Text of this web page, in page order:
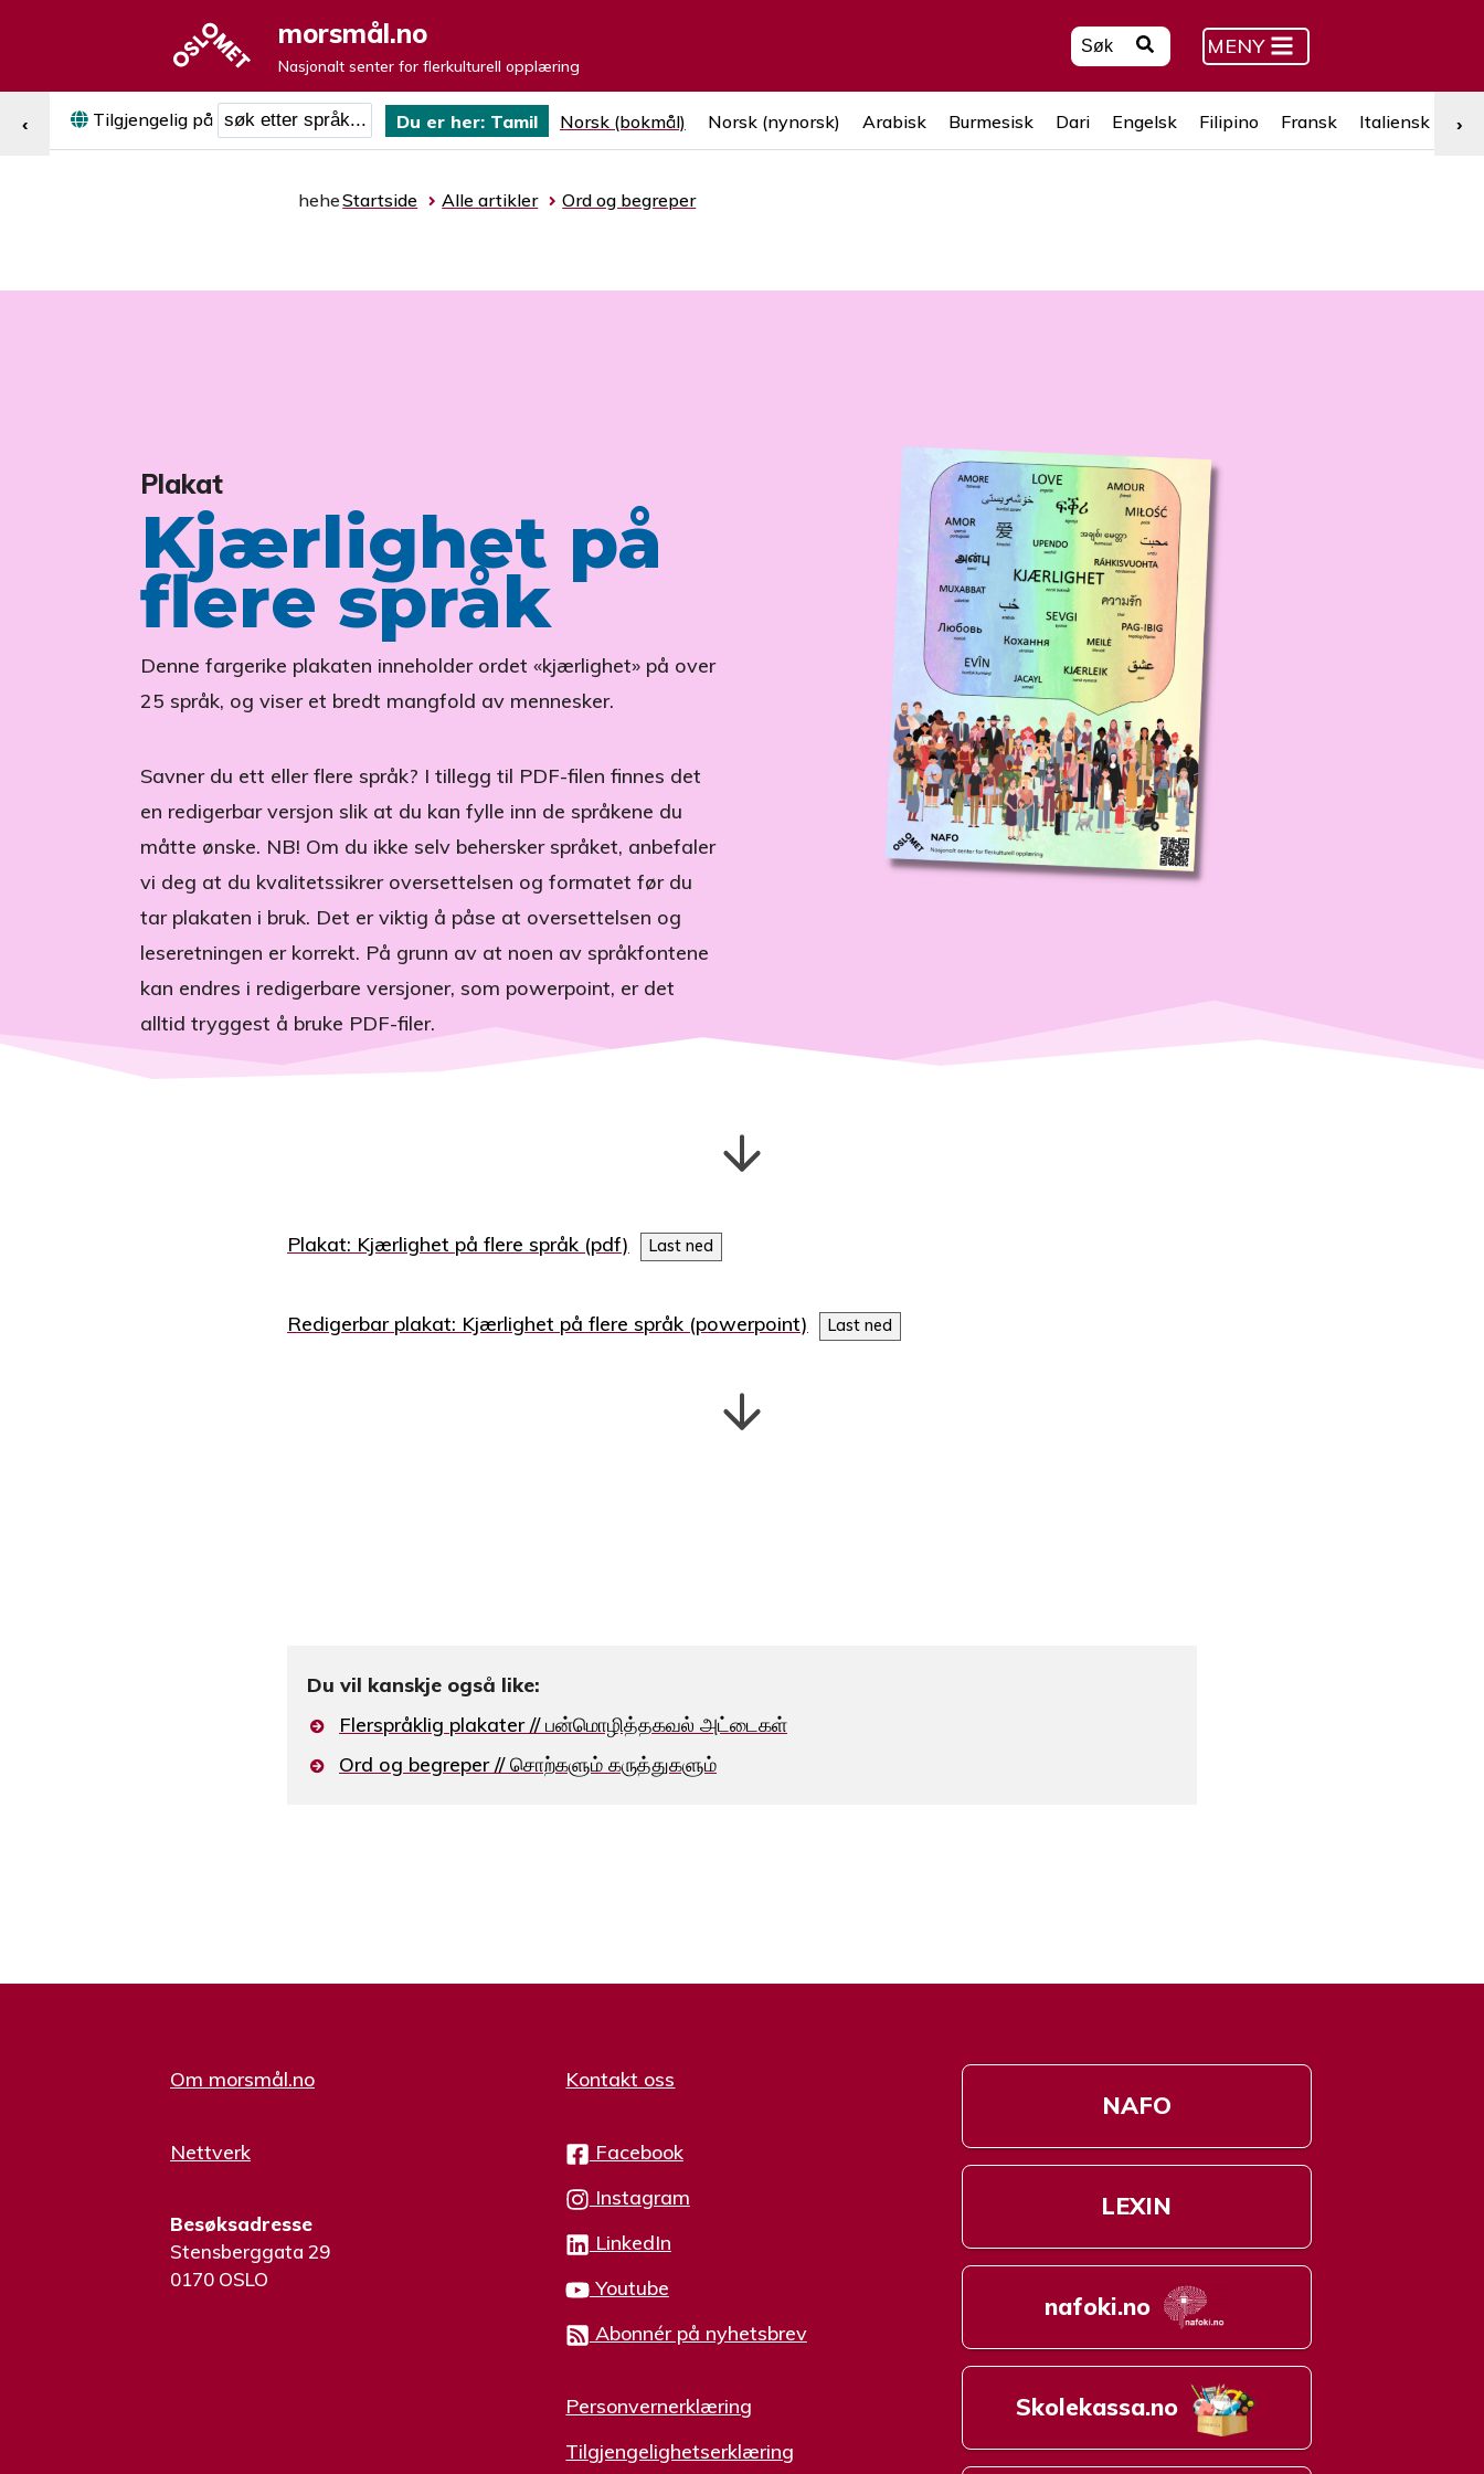
morsmål.no
Nasjonalt senter for flerkulturell opplæring
MENY
Tilgjengelig på Søk etter språk
Du er her: Tamil Norsk (bokmål) Norsk (nynorsk) Arabisk Burmesisk Dari Engelsk Filipino Fransk Italiensk
‹ ›
heheStartside Alle artikler Ord og begreper
Plakat
Kjærlighet på
flere språk
Denne fargerike plakaten inneholder ordet «kjærlighet» på over
25 språk, og viser et bredt mangfold av mennesker.
Savner du ett eller flere språk? I tillegg til PDF-filen finnes det
en redigerbar versjon slik at du kan fylle inn de språkene du
måtte ønske. NB! Om du ikke selv behersker språket, anbefaler
vi deg at du kvalitetssikrer oversettelsen og formatet før du
tar plakaten i bruk. Det er viktig å påse at oversettelsen og
leseretningen er korrekt. På grunn av at noen av språkfontene
kan endres i redigerbare versjoner, som powerpoint, er det
alltid tryggest å bruke PDF-filer.
Plakat: Kjærlighet på flere språk Last ned
Redigerbar plakat: Kjærlighet på flere språk Last ned
Du vil kanskje også like:
Flerspråklig plakater // பன்மொழித்தகவல் அட்டைகள்
Ord og begreper // சொற்களும் கருத்துகளும்
Om morsmål.no
Nettverk
Besøksadresse
Stensberggata 29
0170 OSLO
Kontakt oss
Facebook
Instagram
LinkedIn
Youtube
Abonnér på nyhetsbrev
Personvernerklæring
Tilgjengelighetserklæring
NAFO
LEXIN
nafoki.no
Skolekassa.no